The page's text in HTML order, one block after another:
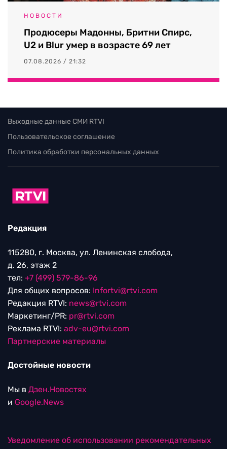
НОВОСТИ
Продюсеры Мадонны, Бритни Спирс,
U2 и Blur умер в возрасте 69 лет
07.08.2026 / 21:32
Выходные данные СМИ RTVI
Пользовательское соглашение
Политика обработки персональных данных
Редакция
115280, г. Москва, ул. Ленинская слобода,
д. 26, этаж 2
тел: +7 (499) 579-86-96
Для общих вопросов: Infortvi@rtvi.com
Редакция RTVI: news@rtvi.com
Маркетинг/PR: pr@rtvi.com
Реклама RTVI: adv-eu@rtvi.com
Партнерские материалы
Достойные новости
Мы в Дзен.Новостях
и Google.News
Уведомление об использовании рекомендательных